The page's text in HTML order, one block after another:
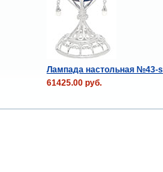
Лампада настольная №43-s
61425.00 руб.